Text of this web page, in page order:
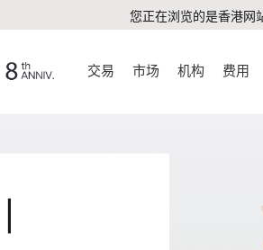
您正在浏览的是香港网
交易 市场 机构 费用